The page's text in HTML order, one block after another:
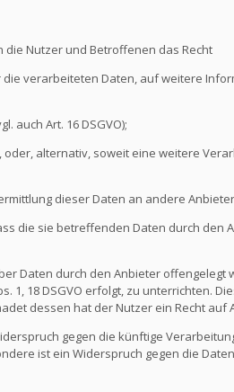
Nutzer und Betroffenen das Recht
verarbeiteten Daten, auf weitere
auch Art. 16 DSGVO);
alternativ, soweit eine weitere
dieser Daten an andere
die sie betreffenden Daten durch den
Daten durch den Anbieter offengelegt
1, 18 DSGVO erfolgt, zu unterrichten.
dessen hat der Nutzer ein Recht auf
gegen die künftige
ist ein Widerspruch gegen die